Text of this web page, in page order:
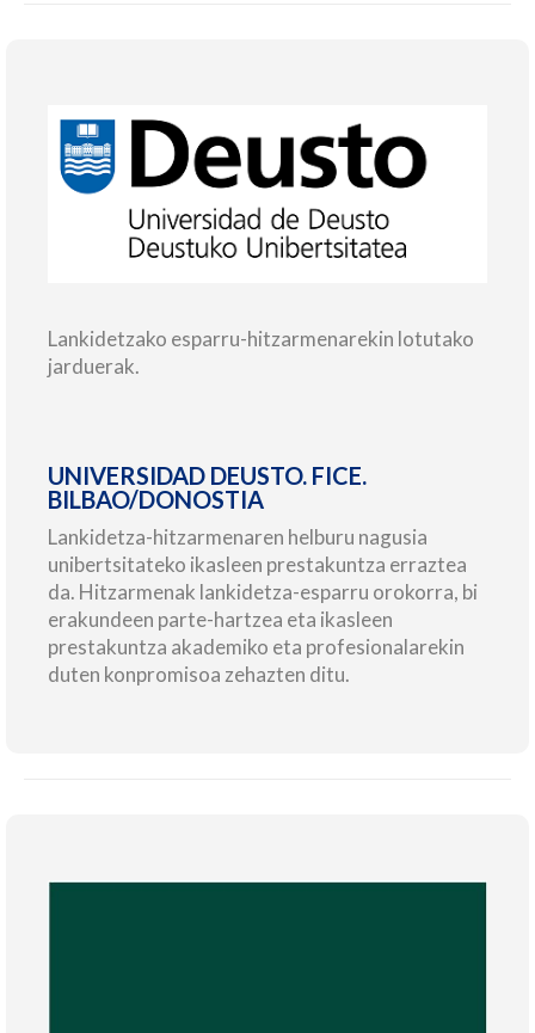
Lankidetzako esparru-hitzarmenarekin lotutako
jarduerak.
UNIVERSIDAD DEUSTO. FICE.
BILBAO/DONOSTIA
Lankidetza-hitzarmenaren helburu nagusia
unibertsitateko ikasleen prestakuntza erraztea
da. Hitzarmenak lankidetza-esparru orokorra, bi
erakundeen parte-hartzea eta ikasleen
prestakuntza akademiko eta profesionalarekin
duten konpromisoa zehazten ditu.